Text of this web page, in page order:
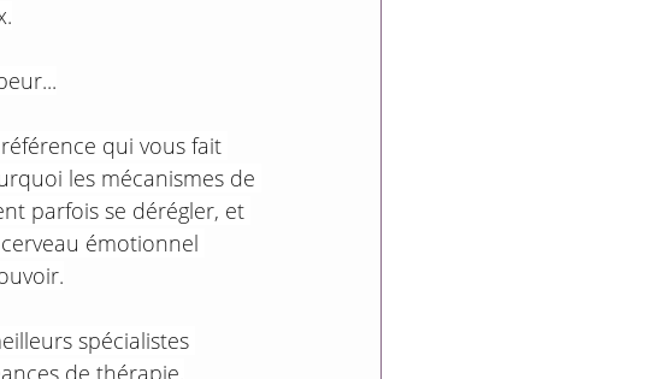
qui vous fait
les mécanismes de
parfois se dérégler, et
émotionnel
spécialistes